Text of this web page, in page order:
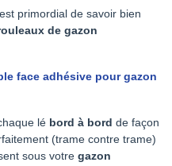
primordial de savoir bien
de gazon
face adhésive pour gazon
lé bord à bord de façon
(trame contre trame)
sous votre gazon